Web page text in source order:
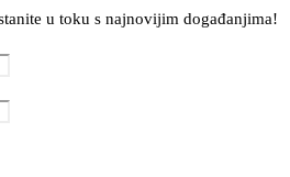
u toku s najnovijim događanjima!